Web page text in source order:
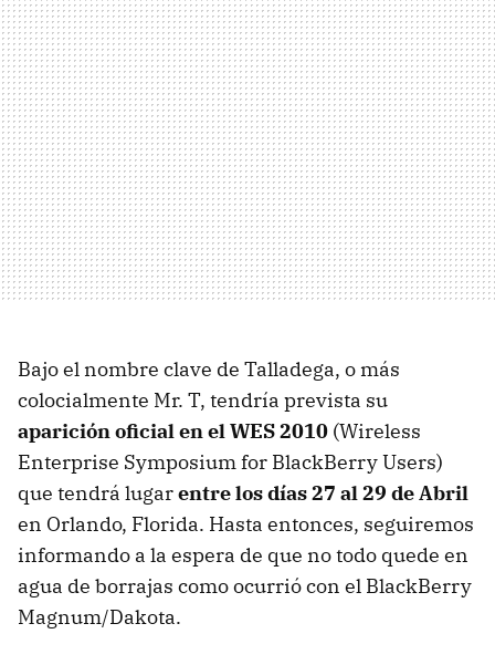
Bajo el nombre clave de Talladega, o más
colocialmente Mr. T, tendría prevista su
aparición oficial en elWES2010 (Wireless
Enterprise Symposium for BlackBerry Users)
que tendrá lugarentre los días 27 al 29 de Abril
en Orlando, Florida. Hasta entonces, seguiremos
informando a la espera de que no todo quede en
agua de borrajas como ocurrió con el BlackBerry
Magnum/Dakota.